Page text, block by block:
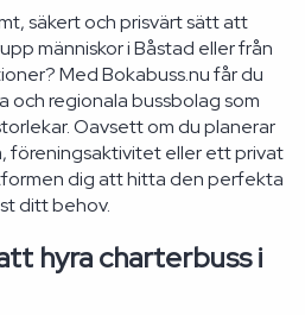
säkert och prisvärt sätt att
människor i Båstad eller från
Med Bokabuss.nu får du
och regionala bussbolag som
Oavsett om du planerar
föreningsaktivitet eller ett privat
dig att hitta den perfekta
ditt behov.
hyra charterbuss i